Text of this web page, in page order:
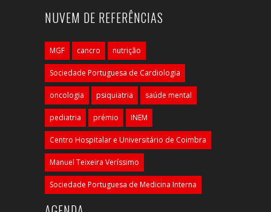
NUVEM DE REFERÊNCIAS
MGF cancro nutrição
Sociedade Portuguesa de Cardiologia
oncologia psiquiatria saúde mental
pediatria prémio INEM
Centro Hospitalar e Universitário de Coimbra
Manuel Teixeira Veríssimo
Sociedade Portuguesa de Medicina Interna